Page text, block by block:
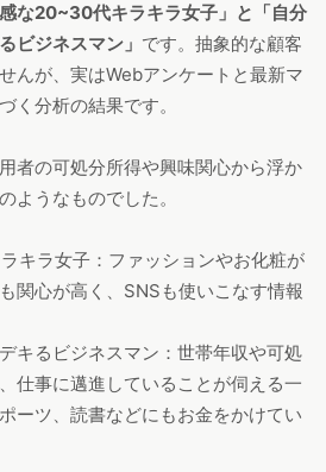
感な20~30代キラキラ女子」と「自分
ビジネスマン」 です。抽象的な顧客
んが、実はWebアンケートと最新マ
く分析の結果です。
者の可処分所得や興味関心から浮か
ようなものでした。
キラ女子：ファッションやお化粧が
関心が高く、SNSも使いこなす情報
キるビジネスマン：世帯年収や可処
仕事に邁進していることが伺える一
ーツ、読書などにもお金をかけてい